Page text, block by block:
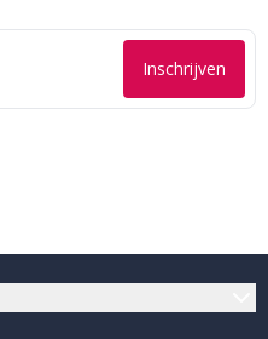
Inschrijven